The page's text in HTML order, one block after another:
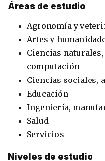
Áreas de estudio
Agronomía y
Artes y
Ciencias naturales,
computación
Ciencias sociales,
Educación
Ingeniería,
Salud
Servicios
Niveles de estudio